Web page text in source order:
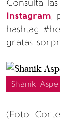
Consulta
Instagram,
hashtag
gratas
Shanik
(Foto: